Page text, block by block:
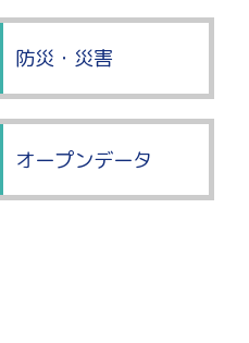
防災・災害
オープンデータ